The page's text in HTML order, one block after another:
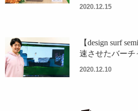
2020.12.15
【design surf
速させたバー
2020.12.10